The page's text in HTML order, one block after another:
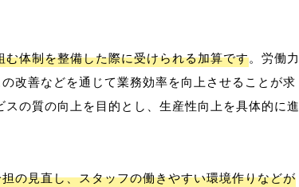
体制を整備した際に受けられる加算です。労働力
改善などを通じて業務効率を向上させることが求
の質の向上を目的とし、生産性向上を具体的に進
の見直し、スタッフの働きやすい環境作りなどが